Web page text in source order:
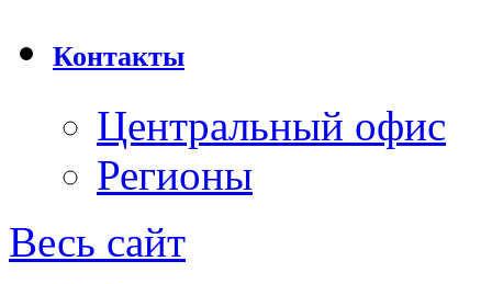
Контакты
Центральный офис
Регионы
Весь сайт